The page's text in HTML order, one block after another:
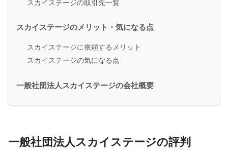
スカイステージの取引先一覧
スカイステージのメリット・気になる点
スカイステージに依頼するメリット
スカイステージの気になる点
一般社団法人スカイステージの会社概要
一般社団法人スカイステージの評判